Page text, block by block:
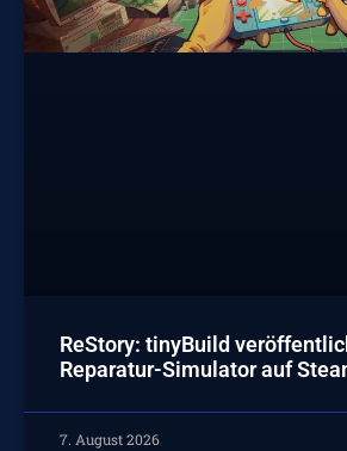
ReStory: tinyBuild
Reparatur-Simulator auf
7. August 2026